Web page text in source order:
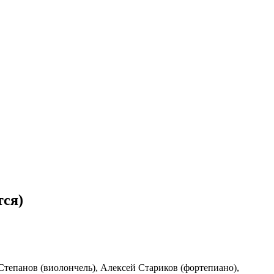
(виолончель), Алексей Стариков (фортепиано),